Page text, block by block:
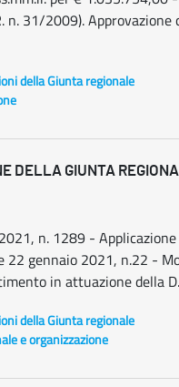
n. 31/2009).
della Giunta regionale
DELLA GIUNTA
n. 1289 -
22 gennaio 2021, n.22 -
in attuazione della
della Giunta regionale
e organizzazione